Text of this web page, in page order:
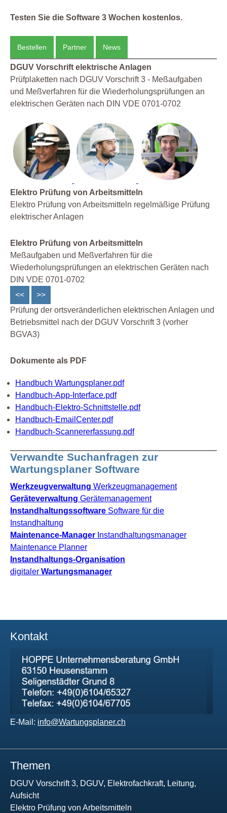
Testen Sie die Software 3 Wochen kostenlos.
Bestellen Partner News
DGUV Vorschrift elektrische Anlagen
Prüfplaketten nach DGUV Vorschrift 3 - Meßaufgaben
und Meßverfahren für die Wiederholungsprüfungen an
elektrischen Geräten nach DIN VDE 0701-0702
Elektro Prüfung von Arbeitsmitteln
Elektro Prüfung von Arbeitsmitteln regelmäßige Prüfung
elektrischer Anlagen
Elektro Prüfung von Arbeitsmitteln
Meßaufgaben und Meßverfahren für die
Wiederholungsprüfungen an elektrischen Geräten nach
DIN VDE 0701-0702
<<
>>
Prüfung der ortsveränderlichen elektrischen Anlagen und
Betriebsmittel nach der DGUV Vorschrift 3 (vorher
BGVA3)
Dokumente als PDF
Handbuch Wartungsplaner.pdf
Handbuch-App-Interface.pdf
Handbuch-Elektro-Schnittstelle.pdf
Handbuch-EmailCenter.pdf
Handbuch-Scannererfassung.pdf
Verwandte Suchanfragen zur
Wartungsplaner Software
Werkzeugverwaltung Werkzeugmanagement
Geräteverwaltung Gerätemanagement
Instandhaltungssoftware Software für die
Instandhaltung
Maintenance-Manager Instandhaltungsmanager
Maintenance Planner
Instandhaltungs-Organisation
digitaler Wartungsmanager
Kontakt
E-Mail: info@Wartungsplaner.ch
Themen
DGUV Vorschrift 3, DGUV, Elektrofachkraft, Leitung,
Aufsicht
Elektro Prüfung von Arbeitsmitteln